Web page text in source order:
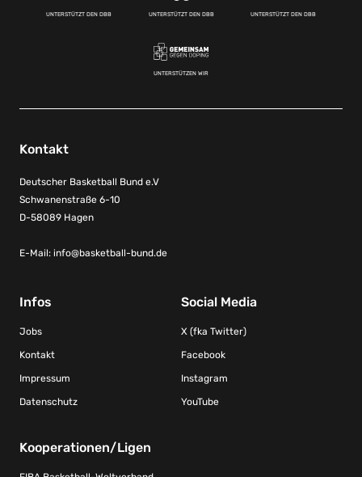
UNTERSTÜTZT DEN DBB UNTERSTÜTZT DEN DBB UNTERSTÜTZT DEN DBB
UNTERSTÜTZEN WIR
Kontakt
Deutscher Basketball Bund e.V
Schwanenstraße 6-10
D-58089 Hagen
E-Mail: info@basketball-bund.de
Infos
Jobs
Kontakt
Impressum
Datenschutz
Social Media
X (fka Twitter)
Facebook
Instagram
YouTube
Kooperationen/Ligen